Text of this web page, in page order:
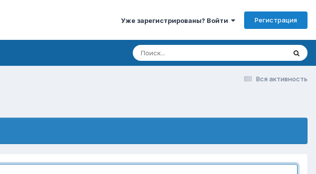
Уже зарегистрированы? Войти Регистрация
Вся активность